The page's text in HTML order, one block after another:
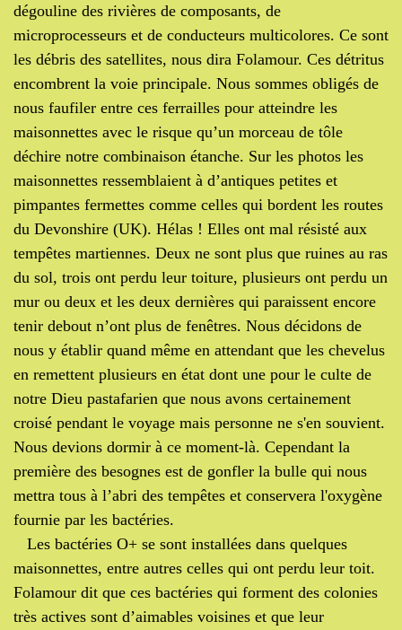
dégouline des rivières de composants, de
microprocesseurs et de conducteurs multicolores. Ce sont
les débris des satellites, nous dira Folamour. Ces détritus
encombrent la voie principale. Nous sommes obligés de
nous faufiler entre ces ferrailles pour atteindre les
maisonnettes avec le risque qu’un morceau de tôle
déchire notre combinaison étanche. Sur les photos les
maisonnettes ressemblaient à d’antiques petites et
pimpantes fermettes comme celles qui bordent les routes
du Devonshire (UK). Hélas ! Elles ont mal résisté aux
tempêtes martiennes. Deux ne sont plus que ruines au ras
du sol, trois ont perdu leur toiture, plusieurs ont perdu un
mur ou deux et les deux dernières qui paraissent encore
tenir debout n’ont plus de fenêtres. Nous décidons de
nous y établir quand même en attendant que les chevelus
en remettent plusieurs en état dont une pour le culte de
notre Dieu pastafarien que nous avons certainement
croisé pendant le voyage mais personne ne s'en souvient.
Nous devions dormir à ce moment-là. Cependant la
première des besognes est de gonfler la bulle qui nous
mettra tous à l’abri des tempêtes et conservera l'oxygène
fournie par les bactéries.
Les bactéries O+ se sont installées dans quelques
maisonnettes, entre autres celles qui ont perdu leur toit.
Folamour dit que ces bactéries qui forment des colonies
très actives sont d’aimables voisines et que leur